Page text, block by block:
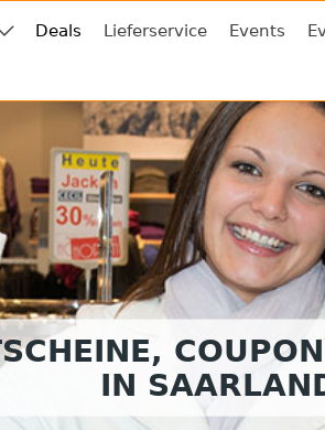
Deals Lieferservice Events
IN